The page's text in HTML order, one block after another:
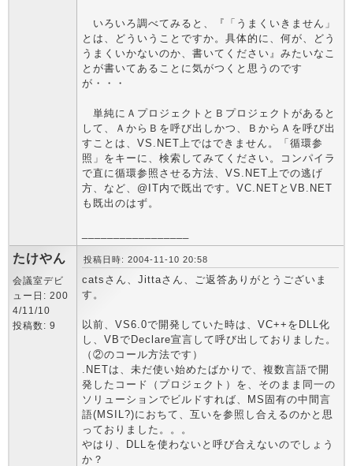
いろいろ調べてみると、『「うまくいきません」
とは、どういうことですか。具体的に、何が、どう
うまくいかないのか、書いてください』みたいなこ
とが書いてあることに気がつくと思うのです
が・・・
単純にＡプロジェクトとＢプロジェクトがあると
して、ＡからＢを呼び出しかつ、ＢからＡを呼び出
すことは、VS.NET上ではできません。「循環参
照」をキーに、検索してみてください。コンパイラ
で直に循環参照させる方法、VS.NET上での逃げ
方、など、@IT内で既出です。VC.NETとVB.NET
も既出のはず。
たけやん
会議室デビ
ュー日: 200
4/11/10
投稿数: 9
投稿日時: 2004-11-10 20:58
catsさん、Jittaさん、ご返答ありがとうございま
す。
以前、VS6.0で開発していた時は、VC++をDLL化
し、VBでDeclare宣言して呼び出しておりました。
（②のコール方法です）
.NETは、未だ使い始めたばかりで、複数言語で開
発したコード（プロジェクト）を、そのまま同一の
ソリューションでビルドすれば、MS固有の中間言
語(MSIL?)におちて、互いを参照し合えるのかと思
っておりました。。。
やはり、DLLを使わないと呼び合えないのでしょう
か？